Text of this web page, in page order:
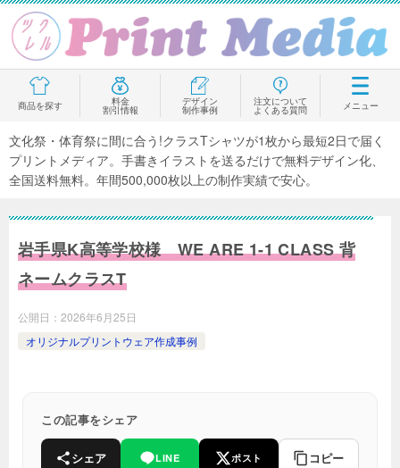
商品を探す 料金
割引情報
デザイン
制作事例
注文について
よくある質問 メニュー
文化祭・体育祭に間に合う!クラスTシャツが1枚から最短2日で届く
プリントメディア。手書きイラストを送るだけで無料デザイン化、
全国送料無料。年間500,000枚以上の制作実績で安心。
岩手県K高等学校様 WE ARE 1-1 CLASS 背
ネームクラスT
公開日： 2026年6月25日
オリジナルプリントウェア作成事例
この記事をシェア
シェア LINE ポスト コピー